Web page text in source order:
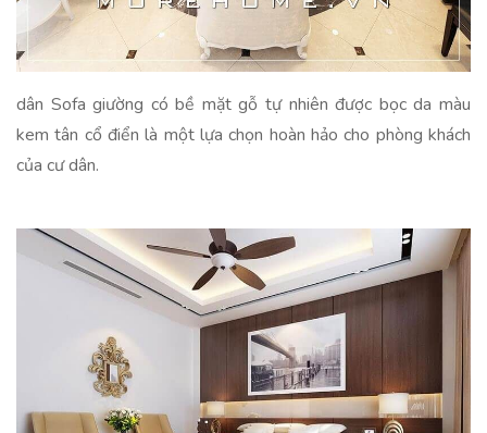
dân Sofa giường có bề mặt gỗ tự nhiên được bọc da màu
kem tân cổ điển là một lựa chọn hoàn hảo cho phòng khách
của cư dân.